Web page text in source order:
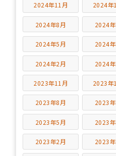
2024年11月 2024年
2024年8月 2024
2024年5月 2024
2024年2月 2024
2023年11月 2023年
2023年8月 2023
2023年5月 2023
2023年2月 2023